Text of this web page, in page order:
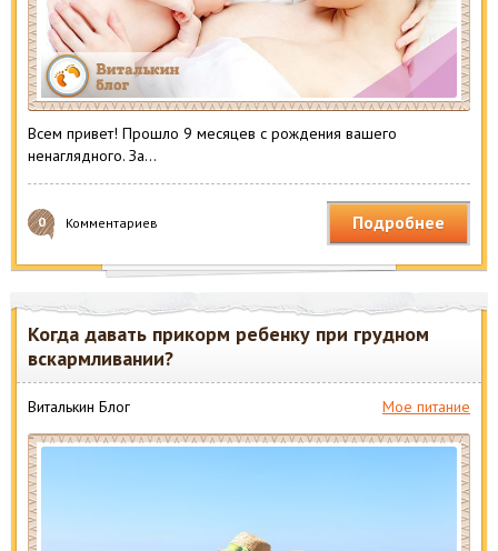
Всем привет! Прошло 9 месяцев с рождения вашего
ненаглядного. За…
0 Комментариев Подробнее
Когда давать прикорм ребенку при грудном
вскармливании?
Виталькин Блог Мое питание